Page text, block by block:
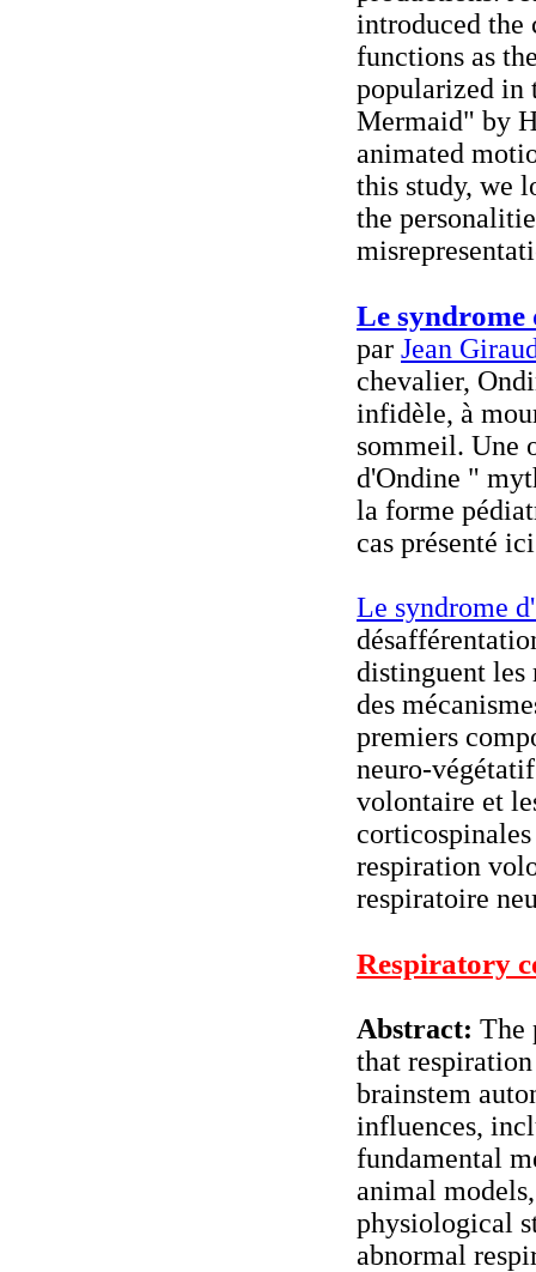
introduced the
functions as
popularized
Mermaid" by
animated
this study, we
the
Le syndrome
par Jean
chevalier,
infidèle, à
sommeil. Une
d'Ondine "
la forme
cas présenté
Le syndrome
distinguent les
des
premiers
neuro-
volontaire et
respiration
respiratoire
Respiratory
Abstract: The
that
brainstem
influences,
fundamental
animal
physiological
abnormal